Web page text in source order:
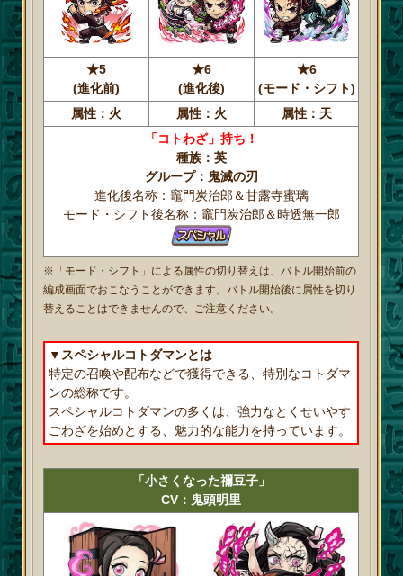
★5
(進化前)
★6
(進化後)
★6
(モード・シフト)
属性：火
属性：火
属性：天
「コトわざ」持ち！
種族：英
グループ：鬼滅の刃
進化後名称：竈門炭治郎＆甘露寺蜜璃
モード・シフト後名称：竈門炭治郎＆時透無一郎
※「モード・シフト」による属性の切り替えは、バトル開始前の
編成画面でおこなうことができます。バトル開始後に属性を切り
替えることはできませんので、ご注意ください。
▼スペシャルコトダマンとは
特定の召喚や配布などで獲得できる、特別なコトダマ
ンの総称です。
スペシャルコトダマンの多くは、強力なとくせいやす
ごわざを始めとする、魅力的な能力を持っています。
「小さくなった禰豆子」
CV：鬼頭明里